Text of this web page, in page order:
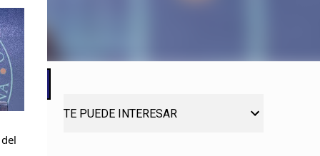
TE PUEDE INTERESAR